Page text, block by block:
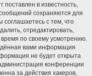
в известность,
сохраняются для
соглашаетесь с тем, что
отредактировать,
по своему усмотрению.
вами информация
не будет открыта
конференции
за действия хакеров,